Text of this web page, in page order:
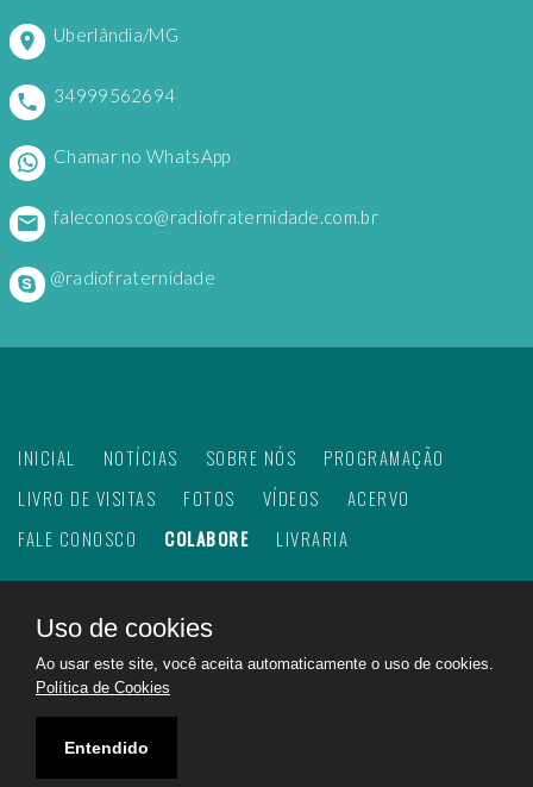
Uberlândia/MG
34999562694
Chamar no WhatsApp
faleconosco@radiofraternidade.com.br
@radiofraternidade
INICIAL NOTÍCIAS SOBRE NÓS
PROGRAMAÇÃO
LIVRO DE VISITAS
FOTOS VÍDEOS
ACERVO
FALE CONOSCO
COLABORE LIVRARIA
2026Web Rádio Fraternidade. Todos os direitos
reservados.
Feito com
no Brasil para todo o mundo!
Rádio Fraternidade a emissora do bem na internet.
Ajudando a construir um mundo melhor!
Uso de cookies
Ao usar este site, você aceita automaticamente o uso de cookies.
Política de Cookies
Entendido